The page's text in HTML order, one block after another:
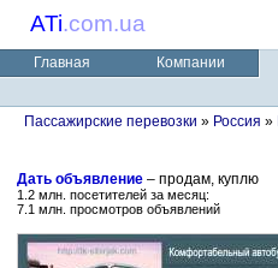
ATi.com.ua
Главная Компании
Пассажирские перевозки » Россия »
Дать объявление – продам, куплю
1.2 млн. посетителей за месяц:
7.1 млн. просмотров объявлений